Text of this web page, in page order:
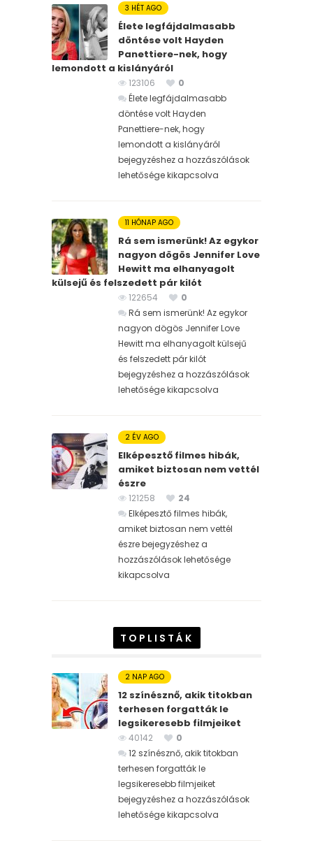
3 HÉT AGO
Élete legfájdalmasabb
döntése volt Hayden
Panettiere-nek, hogy
lemondott a kislányáról
123106
0
Élete legfájdalmasabb
döntése volt Hayden
Panettiere-nek, hogy
lemondott a kislányáról
bejegyzéshez a hozzászólások
lehetősége kikapcsolva
11 HÓNAP AGO
Rá sem ismerünk! Az egykor
nagyon dögös Jennifer Love
Hewitt ma elhanyagolt
külsejű és felszedett pár kilót
122654
0
Rá sem ismerünk! Az egykor
nagyon dögös Jennifer Love
Hewitt ma elhanyagolt külsejű
és felszedett pár kilót
bejegyzéshez a hozzászólások
lehetősége kikapcsolva
2 ÉV AGO
Elképesztő filmes hibák,
amiket biztosan nem vettél
észre
121258
24
Elképesztő filmes hibák,
amiket biztosan nem vettél
észre bejegyzéshez a
hozzászólások lehetősége
kikapcsolva
TOPLISTÁK
2 NAP AGO
12 színésznő, akik titokban
terhesen forgatták le
legsikeresebb filmjeiket
40142
0
12 színésznő, akik titokban
terhesen forgatták le
legsikeresebb filmjeiket
bejegyzéshez a hozzászólások
lehetősége kikapcsolva